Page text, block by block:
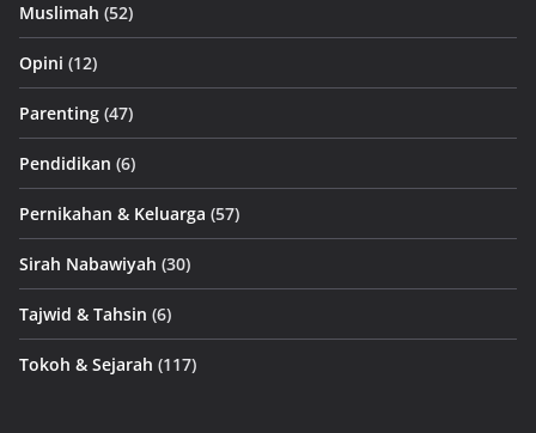
Muslimah (52)
Opini (12)
Parenting (47)
Pendidikan (6)
Pernikahan & Keluarga (57)
Sirah Nabawiyah (30)
Tajwid & Tahsin (6)
Tokoh & Sejarah (117)